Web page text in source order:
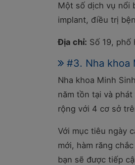
Một số dịch vụ nổi
implant, điều trị
Địa chỉ: Số 19, phố
#3. Nha khoa
Nha khoa Minh
năm tồn tại và
rộng với 4 cơ sở
Với mục tiêu ngày
mới, hàm răng
bạn sẽ được tiếp